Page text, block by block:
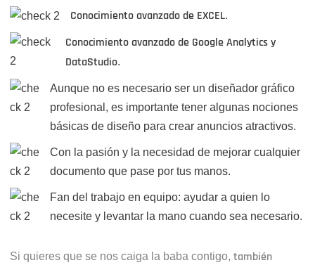
Conocimiento avanzado de EXCEL
Conocimiento avanzado de Google Analytics y
DataStudio.
Aunque no es necesario ser un diseñador gráfico
profesional, es importante tener algunas nociones
básicas de diseño para crear anuncios atractivos.
Con la pasión y la necesidad de mejorar cualquier
documento que pase por tus manos.
Fan del trabajo en equipo: ayudar a quien lo
necesite y levantar la mano cuando sea necesario.
Si quieres que se nos caiga la baba contigo, también